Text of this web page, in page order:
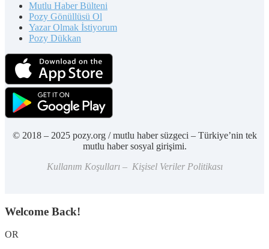
Mutlu Haber Bülteni
Pozy Gönüllüsü Ol
Yazar Olmak İstiyorum
Pozy Dükkan
© 2018 – 2025 pozy.org / mutlu haber süzgeci – Türkiye’nin tek
mutlu haber sosyal girişimi.
Kullanım Koşulları – Kişisel Veriler Politikası
Welcome Back!
OR